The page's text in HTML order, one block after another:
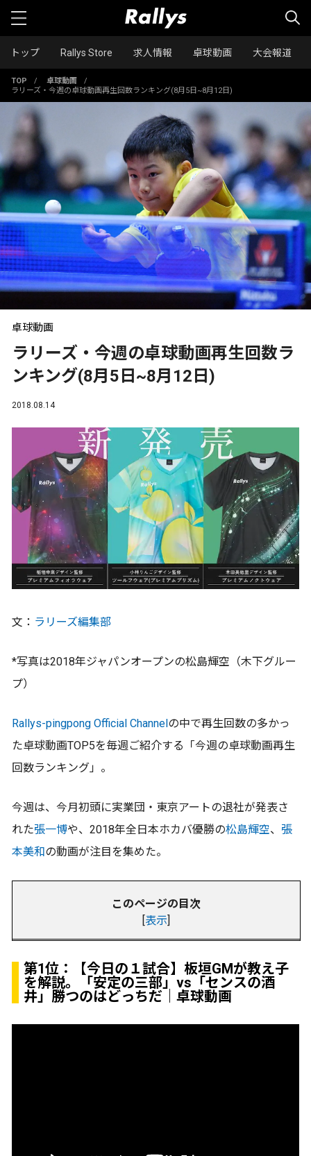
トップ Rallys Store 求人情報 卓球動画 大会報道
TOP / 卓球動画
/
ラリーズ・今週の卓球動画再生回数ランキング(8月5日~8月12日)
卓球動画
ラリーズ・今週の卓球動画再生回数ラ
ンキング(8月5日~8月12日)
2018.08.14
文： ラリーズ編集部
*写真は2018年ジャパンオープンの松島輝空（木下グルー
プ）
Rallys-pingpong Official Channelの中で再生回数の多かっ
た卓球動画TOP5を毎週ご紹介する「今週の卓球動画再生
回数ランキング」。
今週は、今月初頭に実業団・東京アートの退社が発表さ
れた張一博や、2018年全日本ホカバ優勝の松島輝空、 張
本美和の動画が注目を集めた。
このページの目次
表示
第1位：
【今日の１試合】板垣GMが教え子
を解説。「安定の三部」vs「センスの酒
井」勝つのはどっちだ｜卓球動画